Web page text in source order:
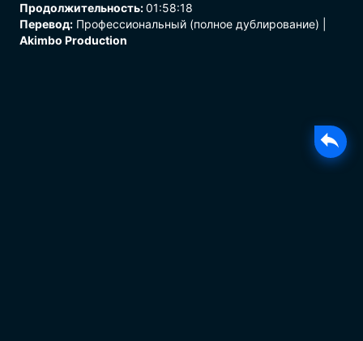
Продолжительность:01:58:18
Перевод: Профессиональный (полное дублирование) |
Akimbo Production